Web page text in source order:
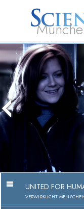
L. Ron
Hubbard
Was ist
Scientology?
UNITED FOR
VERWIRKLICHT